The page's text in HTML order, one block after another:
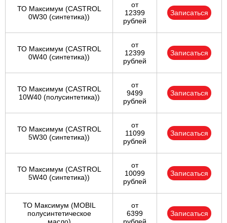
ТО Максимум (CASTROL
0W30 (синтетика))
от
12399
рублей
Записаться
ТО Максимум (CASTROL
0W40 (синтетика))
от
12399
рублей
Записаться
ТО Максимум (CASTROL
10W40 (полусинтетика))
от
9499
рублей
Записаться
ТО Максимум (CASTROL
5W30 (синтетика))
от
11099
рублей
Записаться
ТО Максимум (CASTROL
5W40 (синтетика))
от
10099
рублей
Записаться
ТО Максимум (MOBIL
полуcинтетическое
от
6399
Записаться